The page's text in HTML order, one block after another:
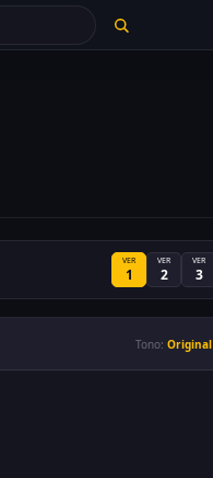
VER
1
VER
2
VER
3
Tono: Original